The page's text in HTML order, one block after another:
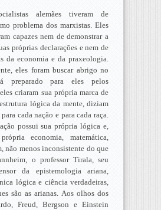
alemães tiveram de
problema dos marxistas. Eles
capazes nem de demonstrar a
próprias declarações e nem de
da economia e da praxeologia.
eles foram buscar abrigo no
preparado para eles pelos
criaram sua própria marca de
lógica da mente, diziam
cada nação e para cada raça.
possui sua própria lógica e,
economia, matemática,
não menos inconsistente do que
o professor Tirala, seu
da epistemologia ariana,
lógica e ciência verdadeiras,
são as arianas. Aos olhos dos
Freud, Bergson e Einstein